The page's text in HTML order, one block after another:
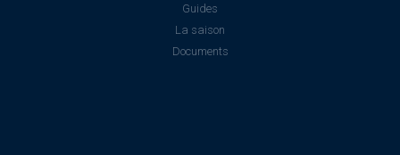
Guides
La saison
Documents